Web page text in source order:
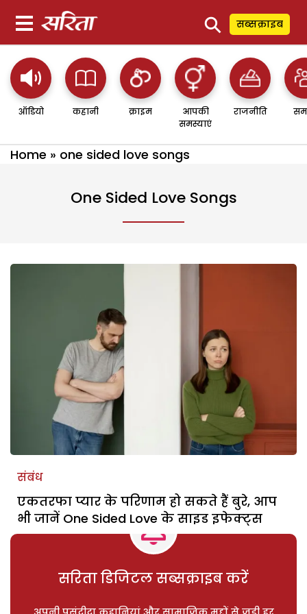
⚲ सब्सक्राइब
ऑडियो कहानी क्राइम
आपकी
समस्याएं
राजनीति
Home » one sided love songs
One Sided Love Songs
संबंध
एकतरफा प्यार के परिणाम हो सकते हैं बुरे, आप
भी जानें One Sided Love के साइड इफेक्ट्स
सरिता डिजिटल सब्सक्राइब करें